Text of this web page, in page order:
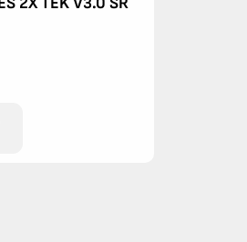
AU PANIER